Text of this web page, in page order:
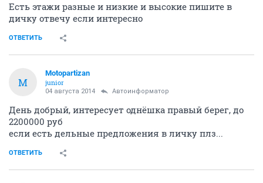
Есть этажи разные и низкие и высокие пишите в
дичку отвечу если интересно
ОТВЕТИТЬ
M
Motopartizan
junior
04 августа 2014 Автоинформатор
День добрый, интересует однёшка правый берег, до
2200000 руб
если есть дельные предложения в личку плз...
ОТВЕТИТЬ